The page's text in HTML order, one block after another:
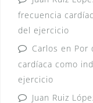
frecuencia
del ejercicio
Carlos en Por
cardíaca como
ejercicio
Juan Ruiz